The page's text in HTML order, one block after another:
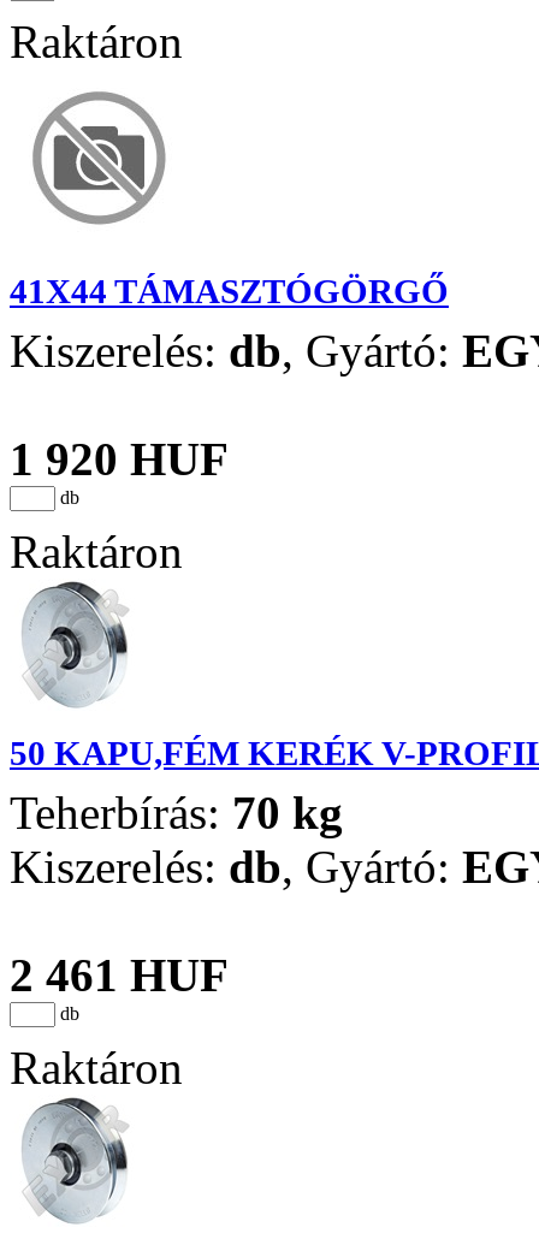
Raktáron
41X44 TÁMASZTÓGÖRGŐ
Kiszerelés: db, Gyártó:
1 920 HUF
db
Raktáron
50 KAPU,FÉM KERÉK V-
Teherbírás: 70 kg
Kiszerelés: db, Gyártó:
2 461 HUF
db
Raktáron